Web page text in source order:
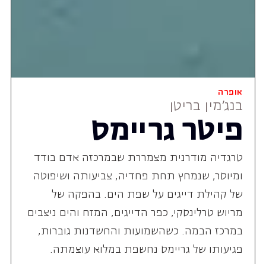
אופרה
בנג'מין בריטן
פיטר גריימס
טרגדיה מודרנית מצמררת שבמרכזה אדם בודד
ומיוסר, שנמחץ תחת פחדיה, צביעותה ושיפוטה
של קהילת דייגים על שפת הים. בהפקה של
מריוש טרלינסקי, כפר הדייגים, המזח והים ניצבים
במרכז הבמה. כשהשמועות והחשדנות גוברות,
פגיעותו של גריימס נחשפת במלוא עוצמתה.